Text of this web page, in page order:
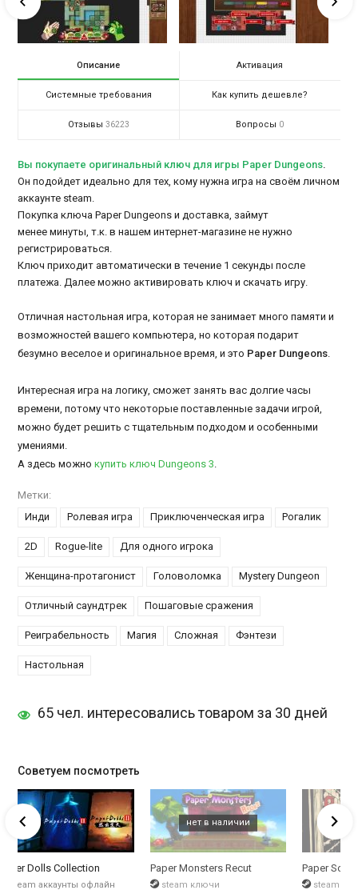
Описание Активация
Системные требования Как купить дешевле?
Отзывы 36223 Вопросы 0
Вы покупаете оригинальный ключ для игры Paper Dungeons.
Он подойдет идеально для тех, кому нужна игра на своём личном
аккаунте steam.
Покупка ключа Paper Dungeons и доставка, займут
менее минуты, т.к. в нашем интернет-магазине не нужно
регистрироваться.
Ключ приходит автоматически в течение 1 секунды после
платежа. Далее можно активировать ключ и скачать игру.
Отличная настольная игра, которая не занимает много памяти и
возможностей вашего компьютера, но которая подарит
безумно веселое и оригинальное время, и это Paper Dungeons.
Интересная игра на логику, сможет занять вас долгие часы
времени, потому что некоторые поставленные задачи игрой,
можно будет решить с тщательным подходом и особенными
умениями.
А здесь можнокупить ключ Dungeons 3.
Метки:
Инди
Ролевая игра Приключенческая игра Рогалик
2D Rogue-lite Для одного игрока
Женщина-протагонист Головоломка Mystery Dungeon
Отличный саундтрек Пошаговые сражения
Реиграбельность Магия Сложная Фэнтези
Настольная
65 чел. интересовались товаром за 30 дней
Советуем посмотреть
Dolls Collection
steam аккаунты офлайн
Paper Monsters Recut
steam ключи
Paper
steam